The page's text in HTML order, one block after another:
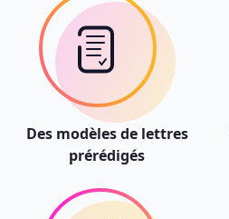
Des modèles de lettres
prérédigés